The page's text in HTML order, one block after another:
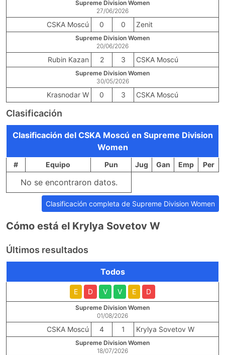
Supreme Division Women
27/06/2026
CSKA Moscú 0 0 Zenit
Supreme Division Women
20/06/2026
Rubin Kazan 2 3 CSKA Moscú
Supreme Division Women
30/05/2026
Krasnodar W 0 3 CSKA Moscú
Clasificación
Clasificación del CSKA Moscú en Supreme Division
Women
# Equipo Pun Jug Gan Emp Per
No se encontraron datos.
Clasificación completa de Supreme Division Women
Cómo está el Krylya Sovetov W
Últimos resultados
Todos
E D V V E D
Supreme Division Women
01/08/2026
CSKA Moscú 4 1 Krylya Sovetov W
Supreme Division Women
18/07/2026